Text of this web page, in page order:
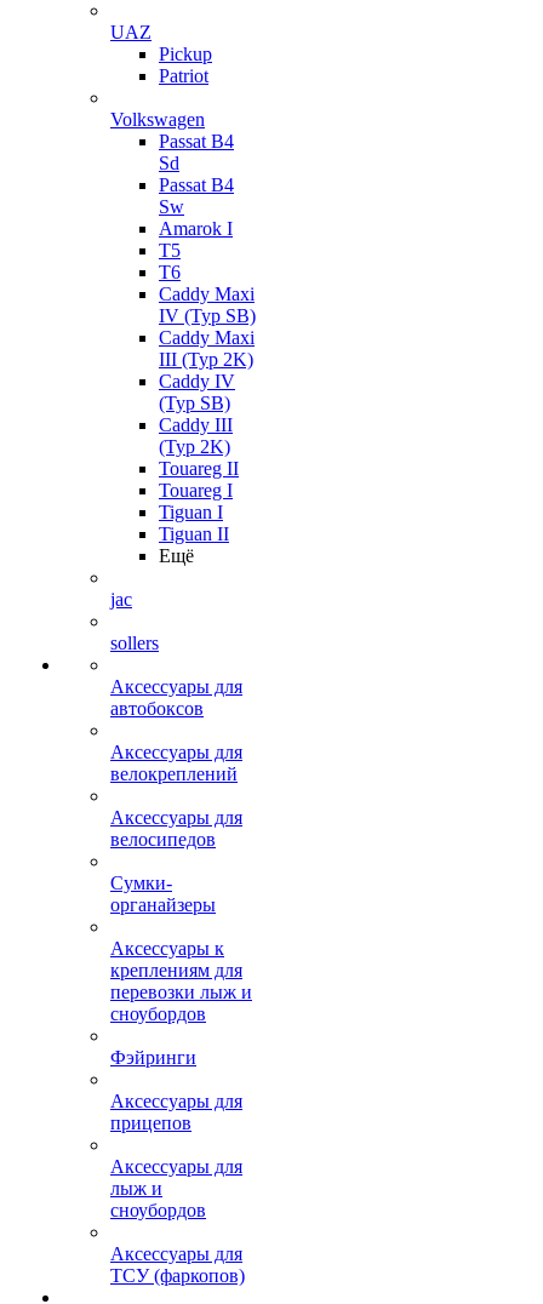
UAZ
Pickup
Patriot
Volkswagen
Passat B4
Sd
Passat B4
Sw
Amarok I
T5
T6
Caddy Maxi
IV (Typ SB)
Caddy Maxi
III (Typ 2K)
Caddy IV
(Typ SB)
Caddy III
(Typ 2K)
Touareg II
Touareg I
Tiguan I
Tiguan II
Ещё
jac
sollers
Аксессуары для
автобоксов
Аксессуары для
велокреплений
Аксессуары для
велосипедов
Сумки-
органайзеры
Аксессуары к
креплениям для
перевозки лыж и
сноубордов
Фэйринги
Аксессуары для
прицепов
Аксессуары для
лыж и
сноубордов
Аксессуары для
ТСУ (фаркопов)